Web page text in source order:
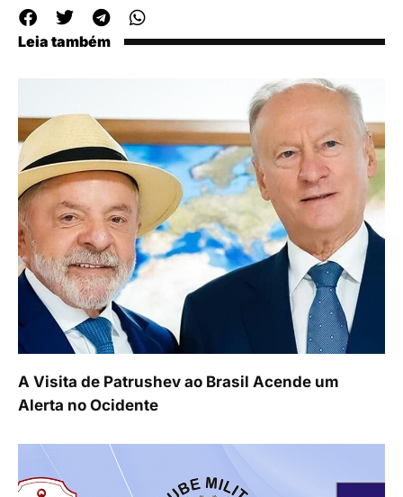
Leia também
A Visita de Patrushev ao Brasil Acende um
Alerta no Ocidente